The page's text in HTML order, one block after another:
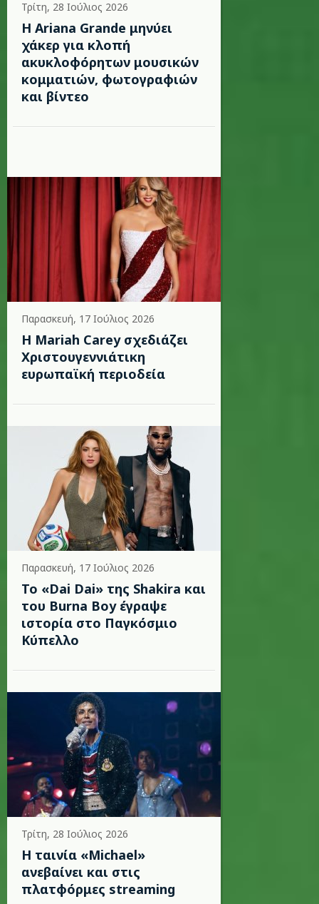
Τρίτη, 28 Ιούλιος 2026
Η Ariana Grande μηνύει
χάκερ για κλοπή
ακυκλοφόρητων μουσικών
κομματιών, φωτογραφιών
και βίντεο
Παρασκευή, 17 Ιούλιος 2026
Η Mariah Carey σχεδιάζει
Χριστουγεννιάτικη
ευρωπαϊκή περιοδεία
Παρασκευή, 17 Ιούλιος 2026
To «Dai Dai» της Shakira και
του Burna Boy έγραψε
ιστορία στο Παγκόσμιο
Κύπελλο
Τρίτη, 28 Ιούλιος 2026
Η ταινία «Michael»
ανεβαίνει και στις
πλατφόρμες streaming